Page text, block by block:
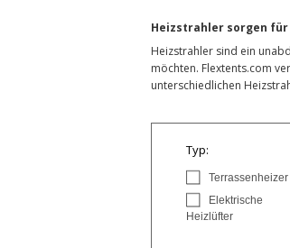
Heizstrahler sorgen für
Heizstrahler sind ein
möchten. Flextents.com
unterschiedlichen
Typ:
Terrassenheizer
Elektrische
Heizlüfter